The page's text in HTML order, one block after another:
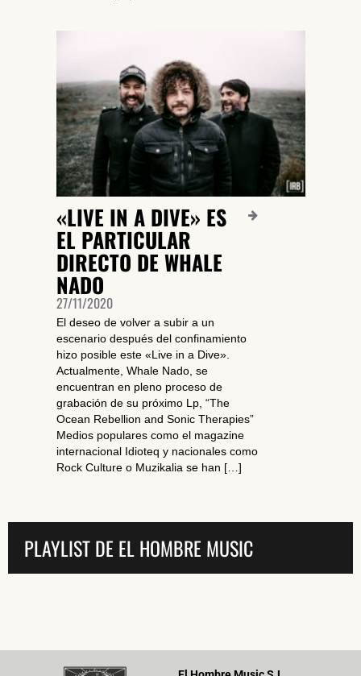
«LIVE IN A DIVE» ES
EL PARTICULAR
DIRECTO DE WHALE
NADO
27/11/2020
El deseo de volver a subir a un
escenario después del confinamiento
hizo posible este «Live in a Dive».
Actualmente, Whale Nado, se
encuentran en pleno proceso de
grabación de su próximo Lp, “The
Ocean Rebellion and Sonic Therapies”
Medios populares como el magazine
internacional Idioteq y nacionales como
Rock Culture o Muzikalia se han […]
PLAYLIST DE EL HOMBRE MUSIC
He leído y acepto laPolítica de Privacidad
DARME DE ALTA